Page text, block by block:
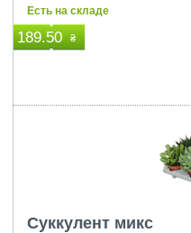
Есть на складе
189.50 ₴
Суккулент микс